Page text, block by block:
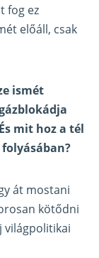
fog ez
előáll, csak
ismét
mit hoz a tél
át mostani
kötődni
világpolitikai